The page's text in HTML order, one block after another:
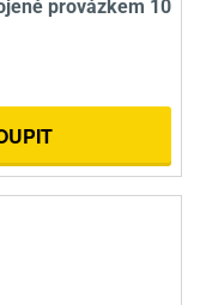
provázkem 10